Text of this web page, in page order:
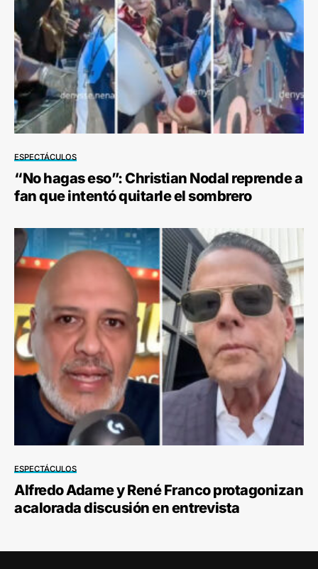
ESPECTÁCULOS
“No hagas eso”: Christian Nodal reprende a
fan que intentó quitarle el sombrero
ESPECTÁCULOS
Alfredo Adame y René Franco protagonizan
acalorada discusión en entrevista